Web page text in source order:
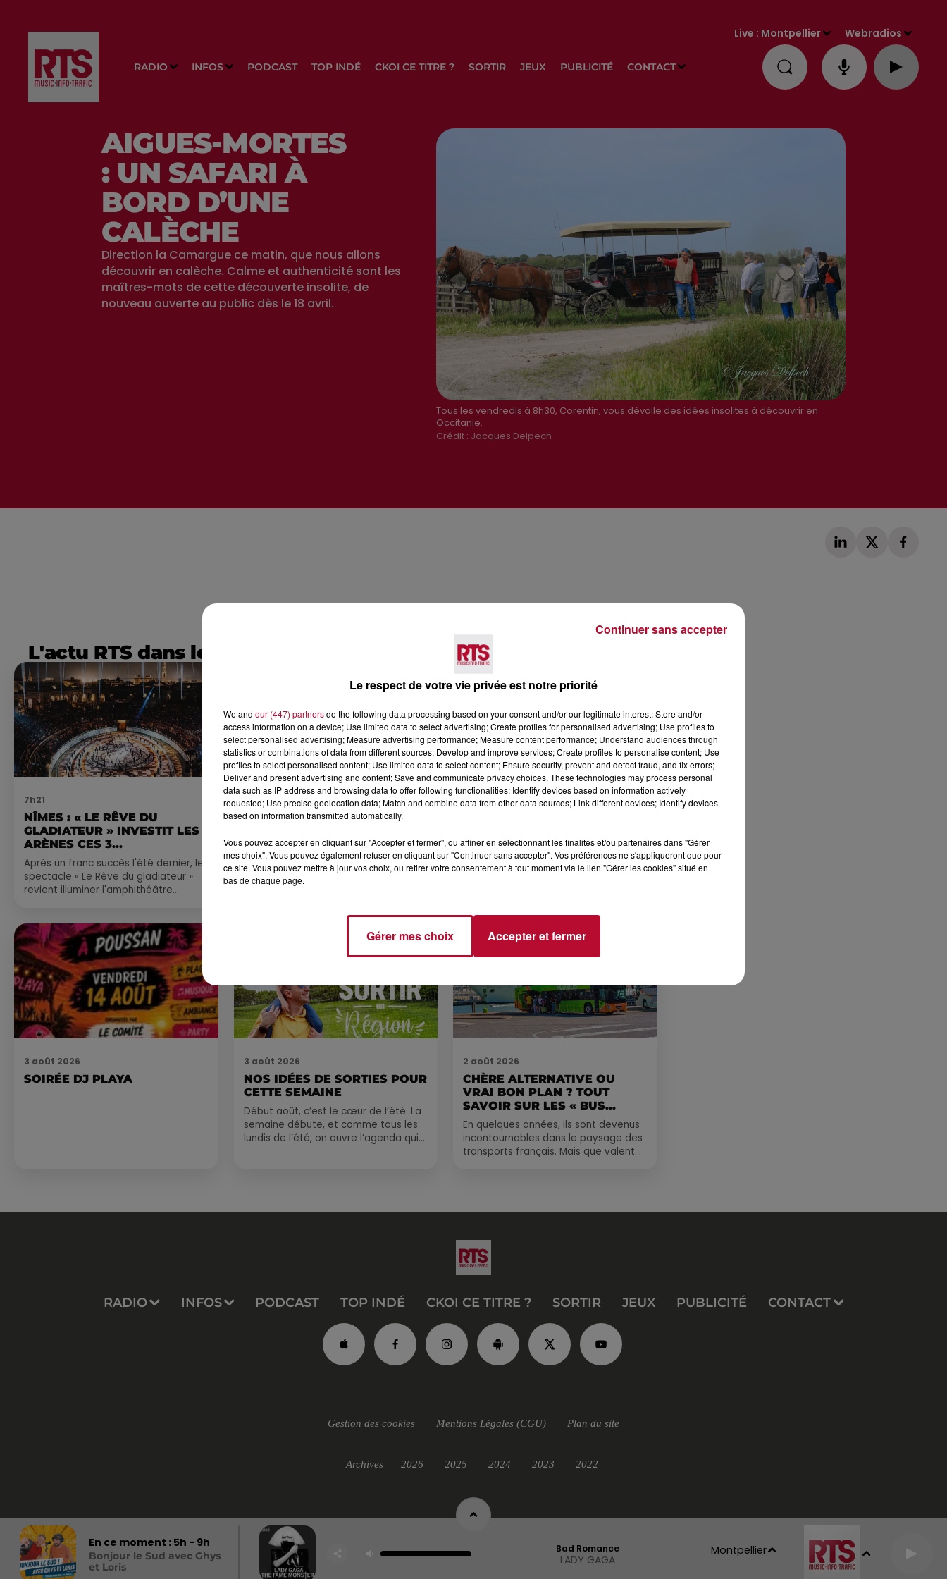
RADIO INFOS PODCAST TOP INDÉ CKOI CE TITRE ? SORTIR JEUX PUBLICITÉ CONTACT
Live : Montpellier Webradios
Tous les vendredis à 8h30, Corentin, vous dévoile des idées insolites à découvrir en
Occitanie.
Crédit : Jacques Delpech
AIGUES-MORTES
: UN SAFARI À
BORD D’UNE
CALÈCHE
Direction la Camargue ce matin, que nous allons
découvrir en calèche. Calme et authenticité sont les
maîtres-mots de cette découverte insolite, de
nouveau ouverte au public dès le 18 avril.
L'actu RTS dans le Sud
7h21
NÎMES : « LE RÊVE DU
GLADIATEUR » INVESTIT LES
ARÈNES CES 3...
Après un franc succès l'été dernier, le
spectacle « Le Rêve du gladiateur »
revient illuminer l'amphithéâtre
4 août 2026
FÊTE DE LA POLYNÉSIE À
4 août 2026
DE SNORKELING À
EXPLORER...
Pas besoin de bouteilles de plongée
de palmes...
3 août 2026
SOIRÉE DJ PLAYA
3 août 2026
NOS IDÉES DE SORTIES POUR
CETTE SEMAINE
Début août, c’est le cœur de l’été. La
semaine débute, et comme tous les
lundis de l’été, on ouvre l’agenda qui
2 août 2026
CHÈRE ALTERNATIVE OU
VRAI BON PLAN ? TOUT
SAVOIR SUR LES « BUS...
En quelques années, ils sont devenus
incontournables dans le paysage des
transports français. Mais que valent
RADIO INFOS PODCAST TOP INDÉ CKOI CE TITRE ? SORTIR JEUX PUBLICITÉ CONTACT
En ce moment : 5h - 9h
Bonjour le Sud avec Ghys
et Loris
Bad Romance
LADY GAGA
Montpellier
Gestion des cookies Mentions Légales (CGU) Plan du site
Archives 2026 2025 2024 2023 2022
Le respect de votre vie privée est notre priorité
We and our (447) partnersdo the following data processing based on your consent and/or our legitimate interest: Store and/or
access information on a device; Use limited data to select advertising; Create profiles for personalised advertising; Use profiles to
select personalised advertising; Measure advertising performance; Measure content performance; Understand audiences through
statistics or combinations of data from different sources; Develop and improve services; Create profiles to personalise content; Use
profiles to select personalised content; Use limited data to select content; Ensure security, prevent and detect fraud, and fix errors;
Deliver and present advertising and content; Save and communicate privacy choices. These technologies may process personal
data such as IP address and browsing data to offer following functionalities: Identify devices based on information actively
requested; Use precise geolocation data; Match and combine data from other data sources; Link different devices; Identify devices
based on information transmitted automatically.
Vous pouvez accepter en cliquant sur "Accepter et fermer", ou affiner en sélectionnant les finalités et/ou partenaires dans "Gérer
mes choix". Vous pouvez également refuser en cliquant sur "Continuer sans accepter". Vos préférences ne s'appliqueront que pour
ce site. Vous pouvez mettre à jour vos choix, ou retirer votre consentement à tout moment via le lien "Gérer les cookies" situé en
bas de chaque page.
Gérer mes choix Accepter et fermer
Continuer sans accepter